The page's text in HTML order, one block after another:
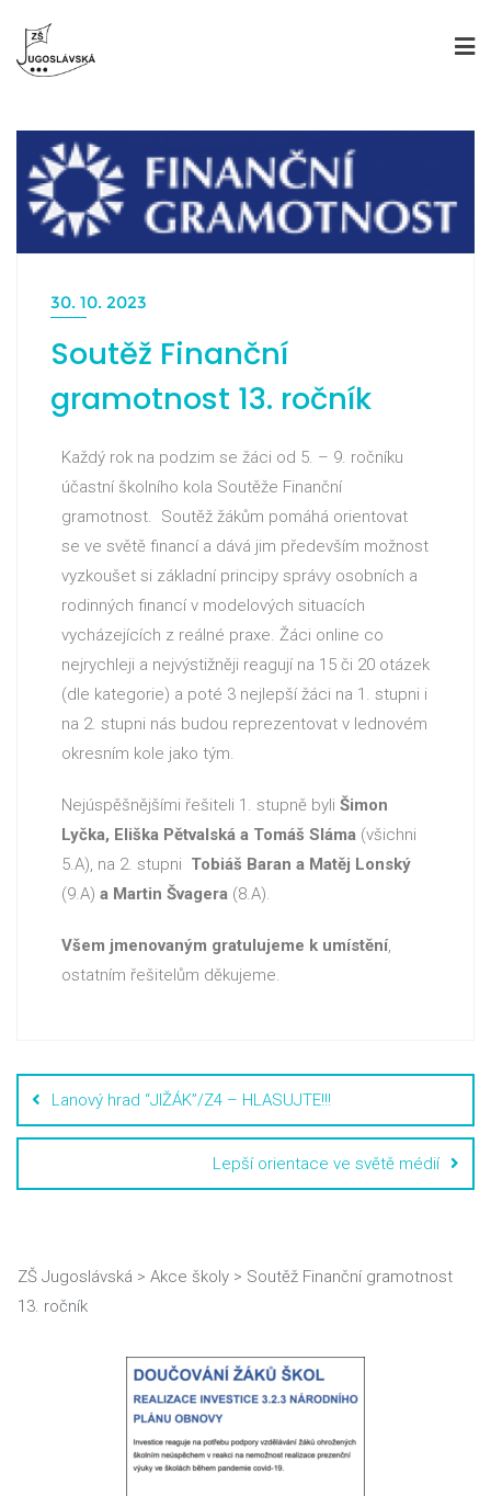
30. 10. 2023
Soutěž Finanční
gramotnost 13. ročník
Každý rok na podzim se žáci od 5. – 9. ročníku
účastní školního kola Soutěže Finanční
gramotnost. Soutěž žákům pomáhá orientovat
se ve světě financí a dává jim především možnost
vyzkoušet si základní principy správy osobních a
rodinných financí v modelových situacích
vycházejících z reálné praxe. Žáci online co
nejrychleji a nejvýstižněji reagují na 15 či 20 otázek
(dle kategorie) a poté 3 nejlepší žáci na 1. stupni i
na 2. stupni nás budou reprezentovat v lednovém
okresním kole jako tým.
Nejúspěšnějšími řešiteli 1. stupně byli Šimon
Lyčka, Eliška Pětvalská a Tomáš Sláma (všichni
5.A), na 2. stupni Tobiáš Baran a Matěj Lonský
(9.A) a Martin Švagera (8.A).
Všem jmenovaným gratulujeme k umístění,
ostatním řešitelům děkujeme.
Lanový hrad “JIŽÁK”/Z4 – HLASUJTE!!!
Lepší orientace ve světě médií
ZŠ Jugoslávská > Akce školy > Soutěž Finanční gramotnost
13. ročník